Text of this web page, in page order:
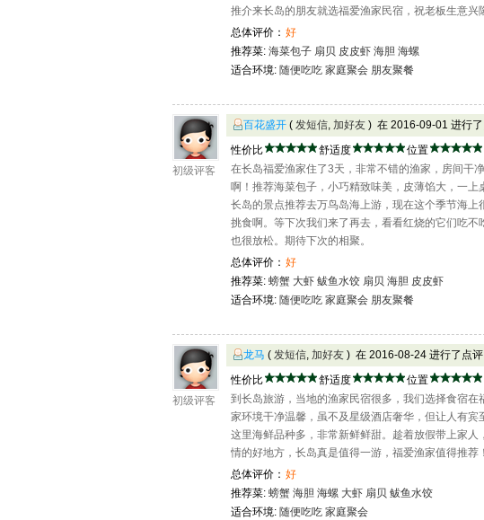
推介来长岛的朋友就选福爱渔家民宿，祝老板生意兴
总体评价： 好
推荐菜: 海菜包子 扇贝 皮皮虾 海胆 海螺
适合环境: 随便吃吃 家庭聚会 朋友聚餐
初级评客
百花盛开 ( 发短信, 加好友 ) 在 2016-09-01 进行
性价比
舒适度 位置
在长岛福爱渔家住了3天，非常不错的渔家，房间干
啊！推荐海菜包子，小巧精致味美，皮薄馅大，一上
长岛的景点推荐去万鸟岛海上游，现在这个季节海
挑食啊。等下次我们来了再去，看看红烧的它们吃
也很放松。期待下次的相聚。
总体评价： 好
推荐菜: 螃蟹 大虾 鲅鱼水饺 扇贝 海胆 皮皮虾
适合环境: 随便吃吃 家庭聚会 朋友聚餐
初级评客
龙马 ( 发短信, 加好友 ) 在 2016-08-24 进行了点评
性价比
舒适度 位置
到长岛旅游，当地的渔家民宿很多，我们选择食宿
家环境干净温馨，虽不及星级酒店奢华，但让人有宾
这里海鲜品种多，非常新鲜鲜甜。趁着放假带上家
情的好地方，长岛真是值得一游，福爱渔家值得推荐！
总体评价： 好
推荐菜: 螃蟹 海胆 海螺 大虾 扇贝 鲅鱼水饺
适合环境: 随便吃吃 家庭聚会